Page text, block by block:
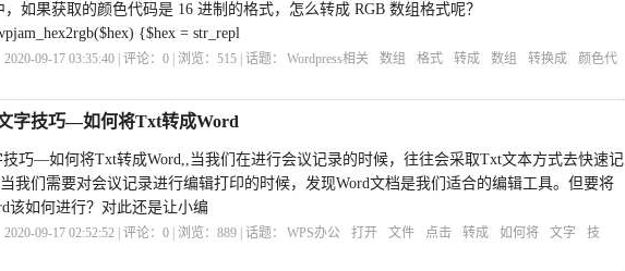
，如果获取的颜色代码是 16 进制的格式，怎么转成 RGB 数组格式呢？
{$hex = str_repl
09-17 03:35:40 | 评论：0 | 浏览：515 | 话题： Wordpress相关 数组 格式 转成 数组 转换成
颜色代
字技巧—如何将Txt转成Word
技巧—如何将Txt转成Word,,当我们在进行会议记录的时候，往往会采取Txt文本方式去快速记
我们需要对会议记录进行编辑打印的时候，发现Word文档是我们适合的编辑工具。但要将
该如何进行？对此还是让小编
09-17 02:52:52 | 评论：0 | 浏览：889 | 话题： WPS办公 打开 文件 点击 转成 如何将 文字
技